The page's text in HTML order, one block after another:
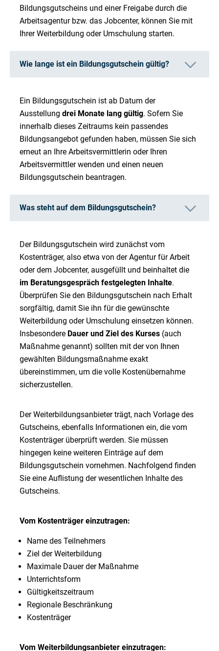
Bildungsgutscheins und einer Freigabe durch die
Arbeitsagentur bzw. das Jobcenter, können Sie mit
Ihrer Weiterbildung oder Umschulung starten.
Wie lange ist ein Bildungsgutschein gültig?
Ein Bildungsgutschein ist ab Datum der
Ausstellung drei Monate lang gültig. Sofern Sie
innerhalb dieses Zeitraums kein passendes
Bildungsangebot gefunden haben, müssen Sie sich
erneut an Ihre Arbeitsvermittlerin oder Ihren
Arbeitsvermittler wenden und einen neuen
Bildungsgutschein beantragen.
Was steht auf dem Bildungsgutschein?
Der Bildungsgutschein wird zunächst vom
Kostenträger, also etwa von der Agentur für Arbeit
oder dem Jobcenter, ausgefüllt und beinhaltet die
im Beratungsgespräch festgelegten Inhalte.
Überprüfen Sie den Bildungsgutschein nach Erhalt
sorgfältig, damit Sie ihn für die gewünschte
Weiterbildung oder Umschulung einsetzen können.
Insbesondere Dauer und Ziel des Kurses (auch
Maßnahme genannt) sollten mit der von Ihnen
gewählten Bildungsmaßnahme exakt
übereinstimmen, um die volle Kostenübernahme
sicherzustellen.
Der Weiterbildungsanbieter trägt, nach Vorlage des
Gutscheins, ebenfalls Informationen ein, die vom
Kostenträger überprüft werden. Sie müssen
hingegen keine weiteren Einträge auf dem
Bildungsgutschein vornehmen. Nachfolgend finden
Sie eine Auflistung der wesentlichen Inhalte des
Gutscheins.
Vom Kostenträger einzutragen:
Name des Teilnehmers
Ziel der Weiterbildung
Maximale Dauer der Maßnahme
Unterrichtsform
Gültigkeitszeitraum
Regionale Beschränkung
Kostenträger
Vom Weiterbildungsanbieter einzutragen: